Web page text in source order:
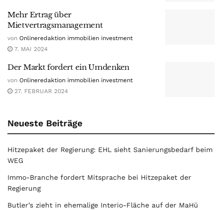
Mehr Ertrag über
Mietvertragsmanagement
von Onlineredaktion immobilien investment
7. MAI 2024
Der Markt fordert ein Umdenken
von Onlineredaktion immobilien investment
27. FEBRUAR 2024
Neueste Beiträge
Hitzepaket der Regierung: EHL sieht Sanierungsbedarf beim
WEG
Immo-Branche fordert Mitsprache bei Hitzepaket der
Regierung
Butler’s zieht in ehemalige Interio-Fläche auf der MaHü